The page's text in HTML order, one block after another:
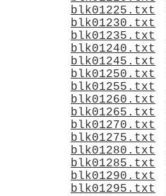
blk01225.txt
blk01230.txt
blk01235.txt
blk01240.txt
blk01245.txt
blk01250.txt
blk01255.txt
blk01260.txt
blk01265.txt
blk01270.txt
blk01275.txt
blk01280.txt
blk01285.txt
blk01290.txt
blk01295.txt